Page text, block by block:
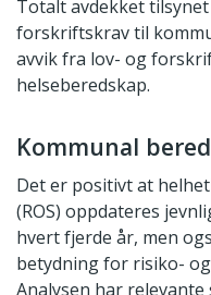
Totalt avdekket
forskriftskrav til
avvik fra lov- og
helseberedskap.
Kommunal
Det er positivt at
(ROS) oppdateres
hvert fjerde år, men
betydning for risiko-
Analysen har